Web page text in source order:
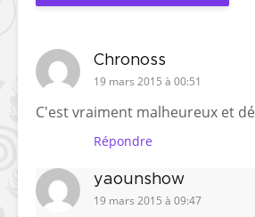
Chronoss
19 mars 2015 à 00:51
C'est vraiment malheureux et
Répondre
yaounshow
19 mars 2015 à 09:47